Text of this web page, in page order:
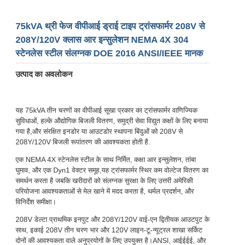
75kVA थ्री फेज वीपीआई ड्राई टाइप ट्रांसफार्मर 208V से
208Y/120V क्लास आर इन्सुलेशन NEMA 4X 304
स्टेनलेस स्टील संलग्नक DOE 2016 ANSI/IEEE मानक
उत्पाद का अवलोकन
यह 75kVA तीन चरणों का वीपीआई सूखा प्रकार का ट्रांसफार्मर वाणिज्यिक
सुविधाओं, हल्के औद्योगिक बिजली वितरण, समुद्री सेवा विद्युत कक्षों के लिए बनाया
गया है,और संरक्षित इनडोर या आउटडोर स्थापना बिंदुओं को 208V से
208Y/120V बिजली रूपांतरण की आवश्यकता होती है.
एक NEMA 4X स्टेनलेस स्टील के साथ निर्मित, कक्षा आर इन्सुलेशन, तांबा
घुमाव, और एक Dyn1 वेक्टर समूह,यह ट्रांसफार्मर स्थिर कम वोल्टेज वितरण का
समर्थन करता है जबकि खरीदारों को संलग्नक सुरक्षा के लिए उत्तरी अमेरिकी
परियोजना आवश्यकताओं से मेल खाने में मदद करता है, थर्मल प्रदर्शन, और
विनिर्देश समीक्षा।
208V डेल्टा प्राथमिक इनपुट और 208Y/120V वाई-एन द्वितीयक आउटपुट के
साथ, इकाई 208V तीन चरण भार और 120V लाइन-टू-न्यूट्रल शाखा सर्किट
दोनों की आवश्यकता वाले अनुप्रयोगों के लिए उपयुक्त है।ANSI, आईईईई, और